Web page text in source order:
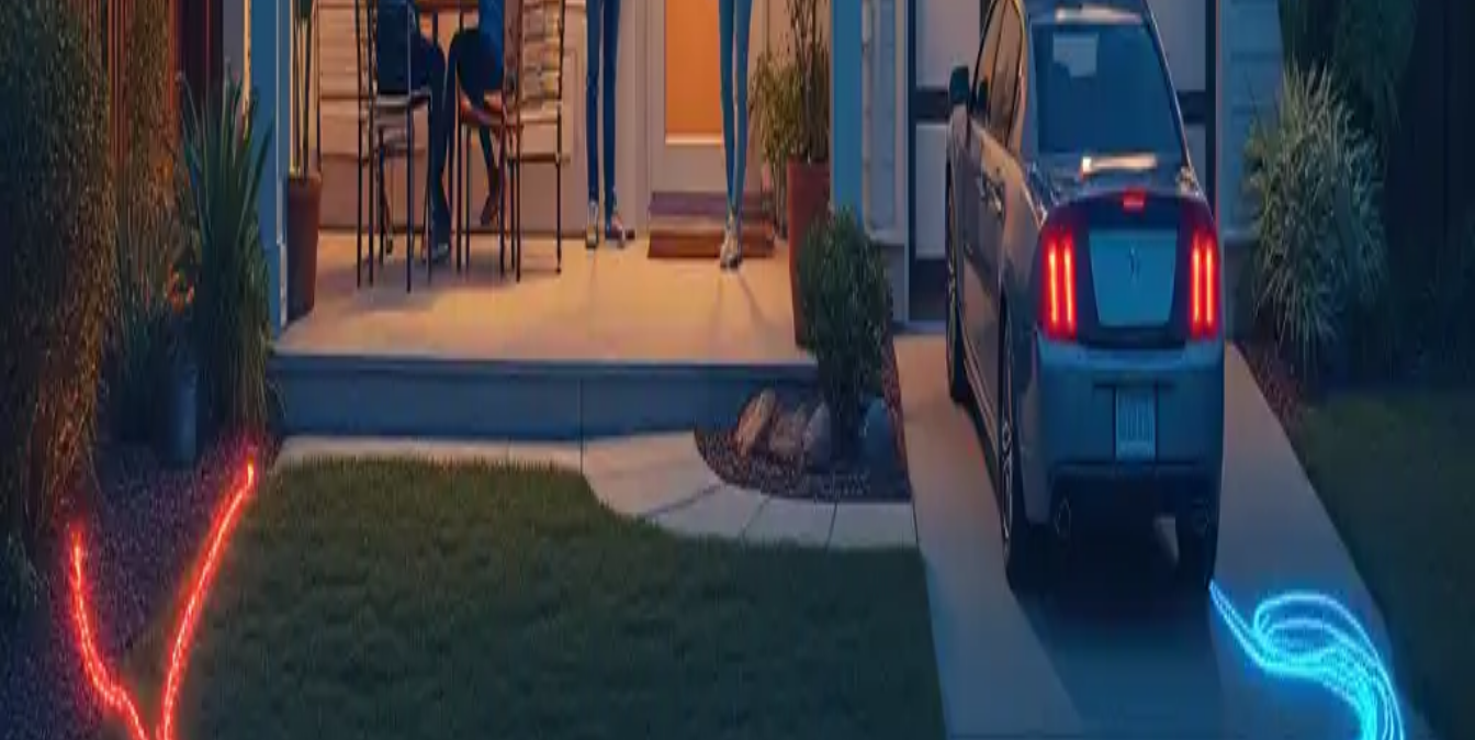
Abbonamenti Internet in fibra: vantaggi e opzioni svelati